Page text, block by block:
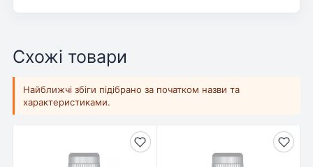
Схожі товари
Найближчі збіги підібрано за початком назви та
характеристиками.